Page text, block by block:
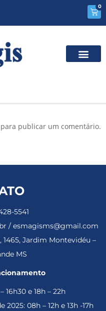
0
para publicar um comentário.
5541
/ esmagisms@gmail.com
1465, Jardim Montevidéu –
MS
16h30 e 18h – 22h
08h – 12h e 13h -17h